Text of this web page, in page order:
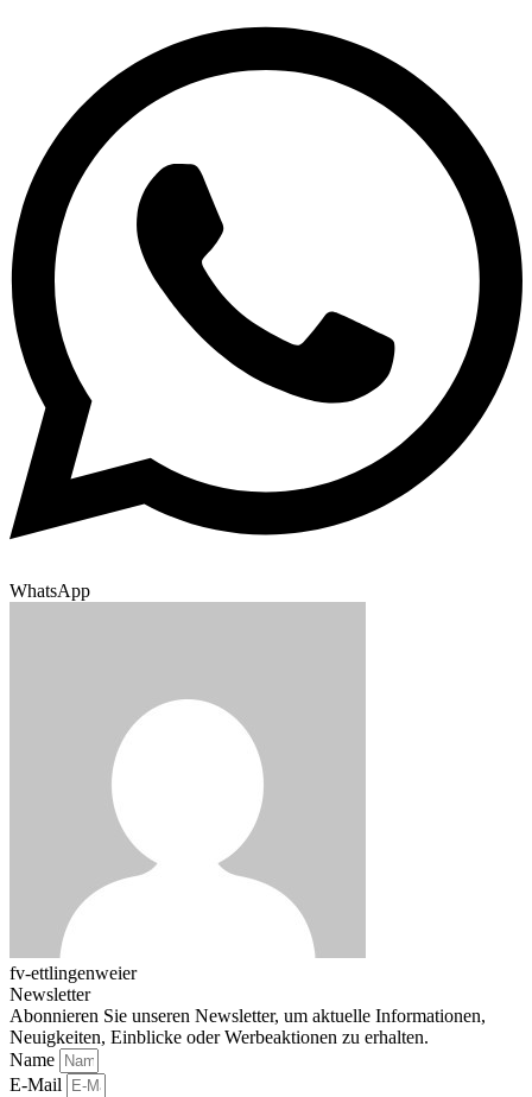
WhatsApp
fv-ettlingenweier
Newsletter
Abonnieren Sie unseren Newsletter, um aktuelle Informationen,
Neuigkeiten, Einblicke oder Werbeaktionen zu erhalten.
Name
E-Mail